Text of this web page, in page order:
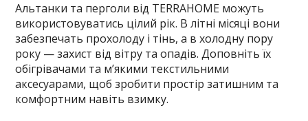
Альтанки та перголи від TERRAHOME можуть
використовуватись цілий рік. В літні місяці вони
забезпечать прохолоду і тінь, а в холодну пору
року — захист від вітру та опадів. Доповніть їх
обігрівачами та м’якими текстильними
аксесуарами, щоб зробити простір затишним та
комфортним навіть взимку.